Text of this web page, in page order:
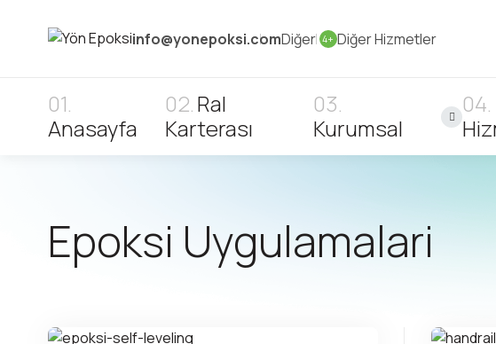
info@yonepoksi.comDiğer 4+ Diğer Hizmetler
Anasayfa
Ral
Karterası
Kurumsal
Epoksi Uygulamalari